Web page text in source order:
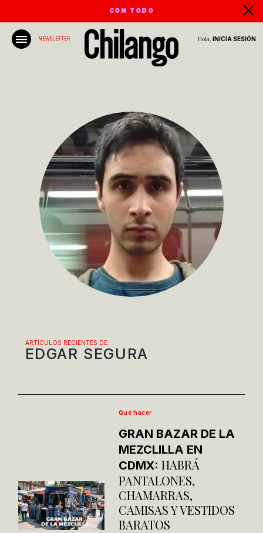
CON TODO
NEWSLETTER Hola, INICIA SESIÓN
ARTÍCULOS RECIENTES DE:
EDGAR SEGURA
Qué hacer
GRAN BAZAR DE LA
MEZCLILLA EN
CDMX: HABRÁ
PANTALONES,
CHAMARRAS,
CAMISAS Y VESTIDOS
BARATOS